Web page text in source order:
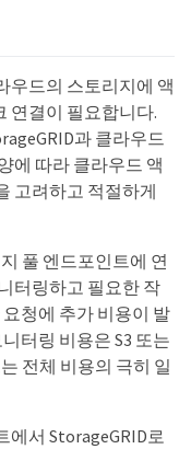
우드의 스토리지에 액
연결이 필요합니다.
과 클라우드
에 따라 클라우드 액
고려하고 적절하게
풀 엔드포인트에 연
터링하고 필요한 작
청에 추가 비용이 발
터링 비용은 S3 또는
전체 비용의 극히 일
서 StorageGRID로